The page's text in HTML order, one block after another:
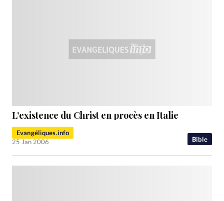
Bible
L’existence du Christ en procès en Italie
Evangéliques.info
25 Jan 2006